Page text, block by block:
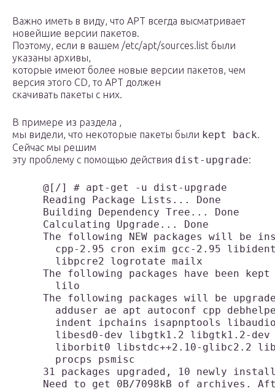
Важно иметь в виду, что APT всегда высматривает
новейшие версии пакетов.
Поэтому, если в вашем /etc/apt/sources.list были
указаны архивы,
которые имеют более новые версии пакетов, чем
версия этого CD, то APT должен
скачивать пакеты с них.
В примере из раздела ,
мы видели, что некоторые пакеты были kept back.
Сейчас мы решим
эту проблему с помощью действия dist-upgrade:
     @[/] # apt-get -u dist-upgrade
     Reading Package Lists... Done
     Building Dependency Tree... Done
     Calculating Upgrade... Done
The following NEW packages will be
cpp-2.95 cron exim gcc-2.95
       libpcre2 logrotate mailx
The following packages have been kept
       lilo
The following packages will be
adduser ae apt autoconf cpp
indent ipchains isapnptools
libesd0-dev libgtk1.2 libgtk1.2-
liborbit0 libstdc++2.10-glibc2.2
       procps psmisc
31 packages upgraded, 10 newly
Need to get 0B/7098kB of archives.